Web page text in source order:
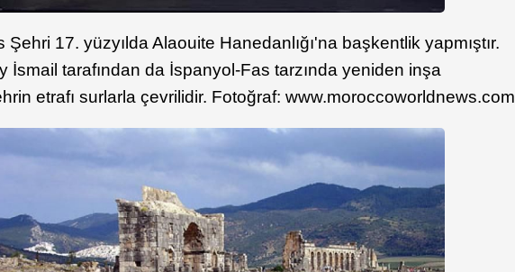
Şehri 17. yüzyılda Alaouite Hanedanlığı'na başkentlik yapmıştır.
İsmail tarafından da İspanyol-Fas tarzında yeniden inşa
etrafı surlarla çevrilidir. Fotoğraf: www.moroccoworldnews.com